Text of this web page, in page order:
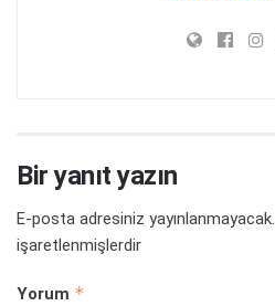
Bir yanıt yazın
E-posta adresiniz yayınlanmayacak.
işaretlenmişlerdir
Yorum *